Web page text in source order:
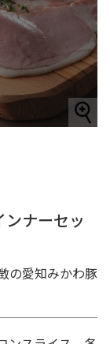
ナーセッ
の愛知みかわ豚